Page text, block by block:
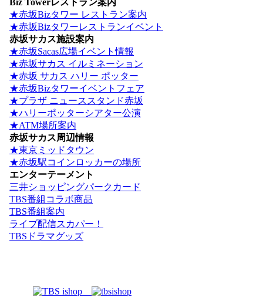
Biz Towerレストラン案内
★赤坂Bizタワー レストラン案内
★赤坂Bizタワーレストランイベント
赤坂サカス施設案内
★赤坂Sacas広場イベント情報
★赤坂サカス イルミネーション
★赤坂 サカス ハリー ポッター
★赤坂Bizタワーイベントフェア
★プラザ ニューススタンド赤坂
★ハリーポッターシアター公演
★ATM場所案内
赤坂サカス周辺情報
★東京ミッドタウン
★赤坂駅コインロッカーの場所
エンターテーメント
三井ショッピングパークカード
TBS番組コラボ商品
TBS番組案内
ライブ配信スカパー！
TBSドラマグッズ